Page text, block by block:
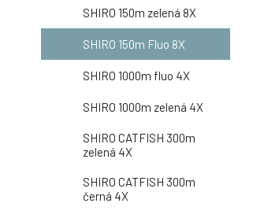
SHIRO 150m zelená 8X
SHIRO 150m Fluo 8X
SHIRO 1000m fluo 4X
SHIRO 1000m zelená 4X
SHIRO CATFISH 300m
zelená 4X
SHIRO CATFISH 300m
černá 4X